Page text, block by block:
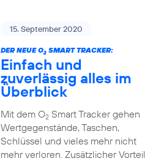
15. September 2020
DER NEUE O2SMART TRACKER:
Einfach und
zuverlässig alles im
Überblick
Mit dem O2Smart Tracker gehen
Wertgegenstände, Taschen,
Schlüssel und vieles mehr nicht
mehr verloren. Zusätzlicher Vorteil